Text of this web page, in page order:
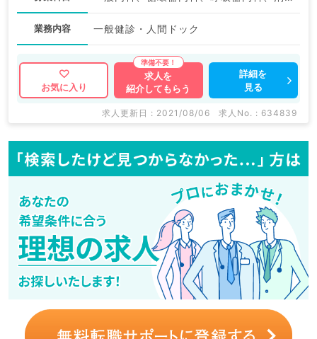
業務内容 一般健診・人間ドック
お気に入り
求人を
紹介してもらう
詳細を
見る
求人更新日 : 2021/08/06 求人No. : 634839